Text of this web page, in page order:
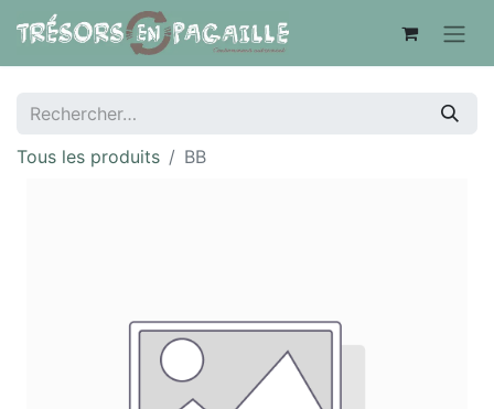
Tous les produits BB